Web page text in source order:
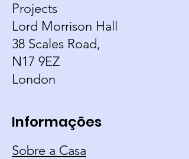
Projects
Lord Morrison Hall
38 Scales Road,
N17 9EZ
London
Informações
Sobre a Casa